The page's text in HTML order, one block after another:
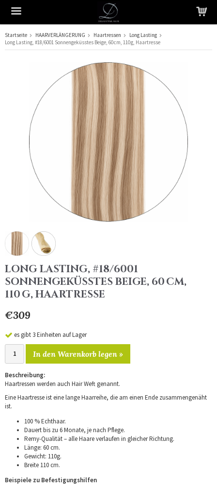
Das Produkt wurde in Ihren Warenkorb gelegt
Startseite HAARVERLÄNGERUNG Haartressen
Long Lasting
Long Lasting, #18/6001 Sonnengeküsstes Beige, 60 cm, 110 g, Haartresse
LONG LASTING, #18/6001
SONNENGEKÜSSTES BEIGE, 60 CM,
110 G, HAARTRESSE
€309
es gibt 3 Einheiten auf Lager
In den Warenkorb legen »
Beschreibung:
Haartressen werden auch Hair Weft genannt.
Eine Haartresse ist eine lange Haarreihe, die am einen Ende zusammengenäht
ist.
100 % Echthaar.
Dauert bis zu 6 Monate, je nach Pflege.
Remy-Qualität – alle Haare verlaufen in gleicher Richtung.
Länge: 60 cm.
Gewicht: 110g.
Breite 110 cm.
Beispiele zu Befestigungshilfen